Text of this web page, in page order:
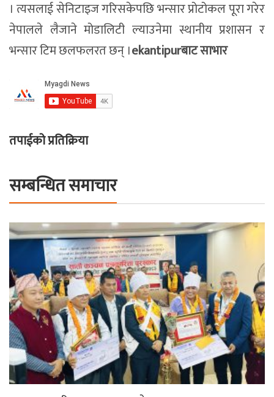
। त्यसलाई सेनिटाइज गरिसकेपछि भन्सार प्रोटोकल पूरा गरेर
नेपालले लैजाने मोडालिटी ल्याउनेमा स्थानीय प्रशासन र
भन्सार टिम छलफलरत छन् ।ekantipurबाट साभार
तपाईको प्रतिक्रिया
सम्बन्धित समाचार